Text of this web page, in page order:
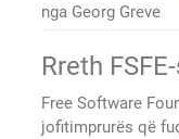
nga Georg Greve
Rreth
Free Software
jofitimprurës që